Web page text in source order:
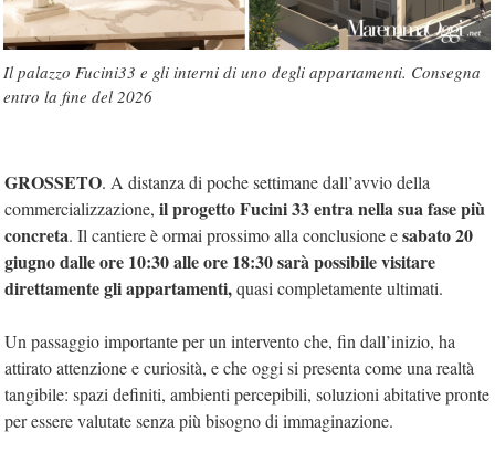
Il palazzo Fucini33 e gli interni di uno degli appartamenti. Consegna
entro la fine del 2026
GROSSETO. A distanza di poche settimane dall’avvio della
commercializzazione, il progetto Fucini 33 entra nella sua fase più
concreta. Il cantiere è ormai prossimo alla conclusione esabato 20
giugno dalle ore 10:30 alle ore 18:30 sarà possibile visitare
direttamente gli appartamenti,quasi completamente ultimati.
Un passaggio importante per un intervento che, fin dall’inizio, ha
attirato attenzione e curiosità, e che oggi si presenta come una realtà
tangibile: spazi definiti, ambienti percepibili, soluzioni abitative pronte
per essere valutate senza più bisogno di immaginazione.